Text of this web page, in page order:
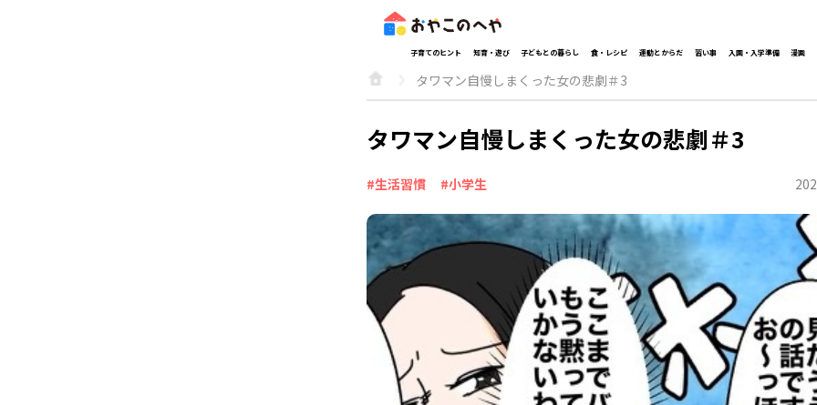
子育てのヒント 知育・遊び 子どもとの暮らし 食・レシピ 運動とからだ 習い事 入園・入学準備 漫画
タワマン自慢しまくった女の悲劇＃3
タワマン自慢しまくった女の悲劇＃3
#生活習慣 #小学生